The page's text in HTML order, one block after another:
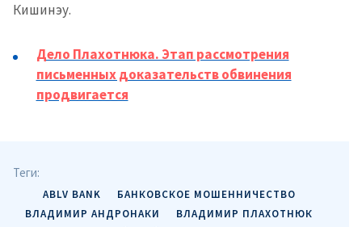
Кишинэу.
Дело Плахотнюка. Этап рассмотрения
письменных доказательств обвинения
продвигается
Теги:
ABLV BANK
БАНКОВСКОЕ МОШЕННИЧЕСТВО
ВЛАДИМИР АНДРОНАКИ
ВЛАДИМИР ПЛАХОТНЮК